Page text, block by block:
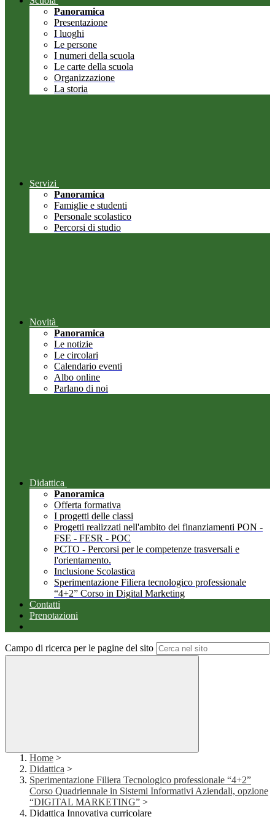
Panoramica
Presentazione
I luoghi
Le persone
I numeri della scuola
Le carte della scuola
Organizzazione
La storia
Servizi
Panoramica
Famiglie e studenti
Personale scolastico
Percorsi di studio
Novità
Panoramica
Le notizie
Le circolari
Calendario eventi
Albo online
Parlano di noi
Didattica
Panoramica
Offerta formativa
I progetti delle classi
Progetti realizzati nell'ambito dei finanziamenti PON -
FSE - FESR - POC
PCTO - Percorsi per le competenze trasversali e
l'orientamento.
Inclusione Scolastica
Sperimentazione Filiera tecnologico professionale
“4+2” Corso in Digital Marketing
Contatti
Prenotazioni
Campo di ricerca per le pagine del sito
Home >
Didattica >
Sperimentazione Filiera Tecnologico professionale “4+2”
Corso Quadriennale in Sistemi Informativi Aziendali, opzione
“DIGITAL MARKETING” >
Didattica Innovativa curricolare